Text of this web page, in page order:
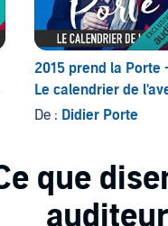
2015 prend la Porte
Le calendrier de
du 1er au 14 février
De : Didier Porte